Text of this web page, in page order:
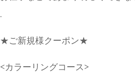
.
★ご新規様クーポン★
<カラーリングコース>